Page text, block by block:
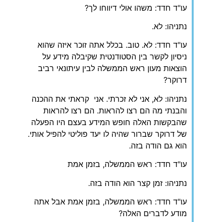
עו"ד חדד: משהו אולי דיווחו לך?
נתניהו: לא.
עו"ד חדד: לא. טוב. בכלל אתה זוכר איזה שהוא
ניסיון לקשר בין הסטודנטית שקיבלה מידע על
הוצאות מעון ראש הממשלה לבין עיתונאי רביב
דרוקר?
נתניהו: לא, אני לא זכרתי. אני קראתי את ההכנה
והבנתי מה הם רצו להראות. הם רצו להראות
שהבקשות האלה חופש המידע בעצם היו הפעלה
של דרוקר שברור שהיה לו יעד פוליטי להפיל אותי.
הוא גם הודה בזה.
עו"ד חדד: ראש הממשלה, בזמן אמת
נתניהו: זמן קצר הוא הודה בזה.
עו"ד חדד: ראש הממשלה, בזמן אמת אבל אתה
מודע לדברים האלה?